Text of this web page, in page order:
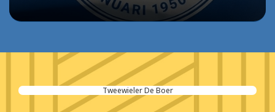
Tweewieler De Boer